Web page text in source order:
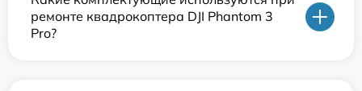
ремонте квадрокоптера DJI Phantom 3
Pro?